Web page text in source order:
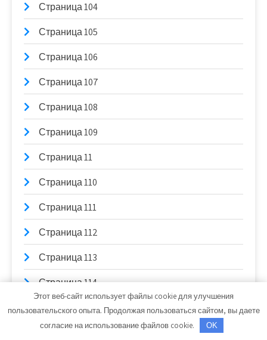
Страница 104
Страница 105
Страница 106
Страница 107
Страница 108
Страница 109
Страница 11
Страница 110
Страница 111
Страница 112
Страница 113
Страница 114
Страница 115
Этот веб-сайт использует файлы cookie для улучшения
пользовательского опыта. Продолжая пользоваться сайтом, вы даете
согласие на использование файлов cookie.
OK